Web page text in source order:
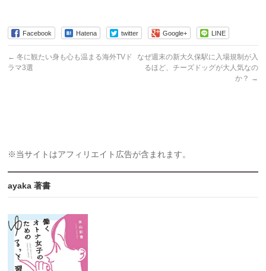
Facebook Hatena twitter Google+ LINE
← 冬に観たい身も心も温まる海外TVド
ラマ3選
なぜ週末の新大久保駅に入場規制が入
るほど、チーズドッグが大人気なの
か？ →
※当サイトはアフィリエイト広告が含まれます。
ayaka 著書